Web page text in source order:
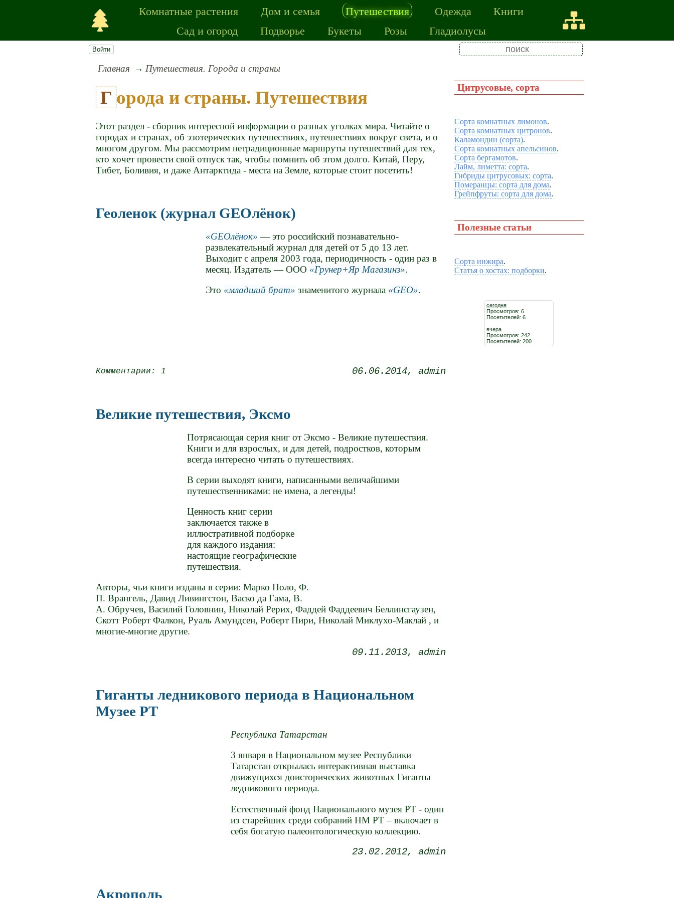
Комнатные растения Дом и семья Путешествия Одежда
Книги
Сад и огород
Подворье Букеты Розы Гладиолусы
Войти
Цитрусовые, сорта
Сорта комнатных лимонов.
Сорта комнатных цитронов.
Каламондин (сорта).
Сорта комнатных апельсинов.
Сорта бергамотов.
Лайм, лиметта: сорта.
Гибриды цитрусовых: сорта.
Померанцы: сорта для дома.
Грейпфруты: сорта для дома.
Полезные статьи
Сорта инжира.
Статья о хостах: подборки.
сегодня
Просмотров: 6
Посетителей: 6
вчера
Просмотров: 242
Посетителей: 200
Главная Путешествия. Города и страны
Города и страны. Путешествия
Этот раздел - сборник интересной информации о разных уголках мира. Читайте о
городах и странах, об эзотерических путешествиях, путешествиях вокруг света, и о
многом другом. Мы рассмотрим нетрадиционные маршруты путешествий для тех,
кто хочет провести свой отпуск так, чтобы помнить об этом долго. Китай, Перу,
Тибет, Боливия, и даже Антарктида - места на Земле, которые стоит посетить!
Геоленок (журнал GEOлёнок)
GEOлёнок
— это российский познавательно-
развлекательный журнал для детей от 5 до 13 лет.
Выходит с апреля 2003 года, периодичность - один раз в
месяц. Издатель — ООО
Грунер+Яр Магазинз .
Это
младший брат знаменитого журнала GEO .
Комментарии: 1 06.06.2014 admin
Великие путешествия, Эксмо
Потрясающая серия книг от Эксмо - Великие путешествия.
Книги и для взрослых, и для детей, подростков, которым
всегда интересно читать о путешествиях.
В серии выходят книги, написанными величайшими
путешественниками: не имена, а легенды!
Ценность книг серии
заключается также в
иллюстративной подборке
для каждого издания:
настоящие географические
путешествия.
Авторы, чьи книги изданы в серии: Марко Поло, Ф.
П. Врангель, Давид Ливингстон, Васко да Гама, В.
А. Обручев, Василий Головнин, Николай Рерих, Фаддей Фаддеевич Беллинсгаузен,
Скотт Роберт Фалкон, Руаль Амундсен, Роберт Пири, Николай Миклухо-Маклай , и
многие-многие другие.
09.11.2013 admin
Гиганты ледникового периода в Национальном
Музее РТ
Республика Татарстан
3 января в Национальном музее Республики
Татарстан открылась интерактивная выставка
движущихся доисторических животных Гиганты
ледникового периода.
Естественный фонд Национального музея РТ - один
из старейших среди собраний НМ РТ – включает в
себя богатую палеонтологическую коллекцию.
23.02.2012 admin
Акрополь